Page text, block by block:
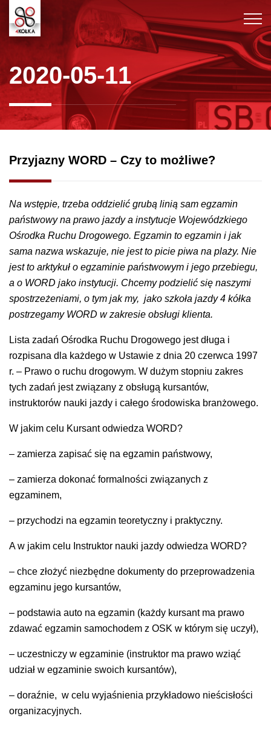
2020-05-11
Przyjazny WORD – Czy to możliwe?
Na wstępie, trzeba oddzielić grubą linią sam egzamin
państwowy na prawo jazdy a instytucje Wojewódzkiego
Ośrodka Ruchu Drogowego. Egzamin to egzamin i jak
sama nazwa wskazuje, nie jest to picie piwa na plaży. Nie
jest to arktykuł o egzaminie państwowym i jego przebiegu,
a o WORD jako instytucji. Chcemy podzielić się naszymi
spostrzeżeniami, o tym jak my, jako szkoła jazdy 4 kółka
postrzegamy WORD w zakresie obsługi klienta.
Lista zadań Ośrodka Ruchu Drogowego jest długa i
rozpisana dla każdego w Ustawie z dnia 20 czerwca 1997
r. – Prawo o ruchu drogowym. W dużym stopniu zakres
tych zadań jest związany z obsługą kursantów,
instruktorów nauki jazdy i całego środowiska branżowego.
W jakim celu Kursant odwiedza WORD?
– zamierza zapisać się na egzamin państwowy,
– zamierza dokonać formalności związanych z
egzaminem,
– przychodzi na egzamin teoretyczny i praktyczny.
A w jakim celu Instruktor nauki jazdy odwiedza WORD?
– chce złożyć niezbędne dokumenty do przeprowadzenia
egzaminu jego kursantów,
– podstawia auto na egzamin (każdy kursant ma prawo
zdawać egzamin samochodem z OSK w którym się uczył),
– uczestniczy w egzaminie (instruktor ma prawo wziąć
udział w egzaminie swoich kursantów),
– doraźnie, w celu wyjaśnienia przykładowo nieścisłości
organizacyjnych.